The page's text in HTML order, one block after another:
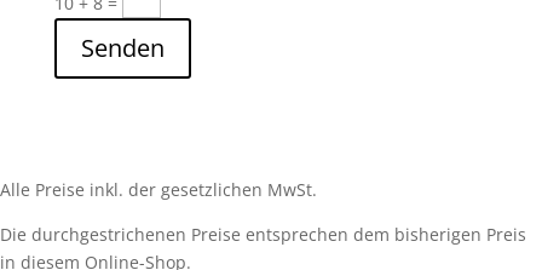
Senden
Alle Preise inkl. der gesetzlichen MwSt.
Die durchgestrichenen Preise entsprechen dem bisherigen Preis
in diesem Online-Shop.